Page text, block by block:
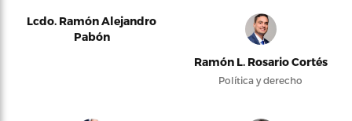
Lcdo. Ramón Alejandro
Pabón
Ramón L. Rosario Cortés
Política y derecho